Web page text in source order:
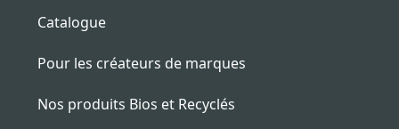
Catalogue
Pour les créateurs de marques
Nos produits Bios et Recyclés